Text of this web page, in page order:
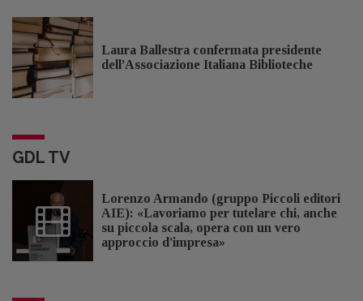
Laura Ballestra confermata presidente
dell’Associazione Italiana Biblioteche
GDL TV
Lorenzo Armando (gruppo Piccoli editori
AIE): «Lavoriamo per tutelare chi, anche
su piccola scala, opera con un vero
approccio d'impresa»